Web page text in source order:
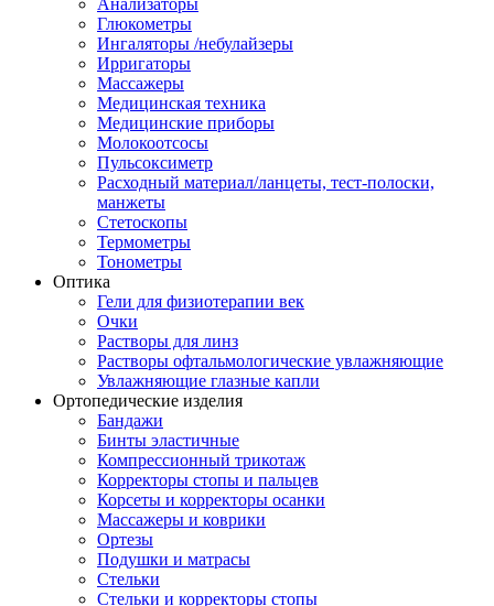
Анализаторы
Глюкометры
Ингаляторы /небулайзеры
Ирригаторы
Массажеры
Медицинская техника
Медицинские приборы
Молокоотсосы
Пульсоксиметр
Расходный материал/ланцеты, тест-полоски,
манжеты
Стетоскопы
Термометры
Тонометры
Оптика
Гели для физиотерапии век
Очки
Растворы для линз
Растворы офтальмологические увлажняющие
Увлажняющие глазные капли
Ортопедические изделия
Бандажи
Бинты эластичные
Компрессионный трикотаж
Корректоры стопы и пальцев
Корсеты и корректоры осанки
Массажеры и коврики
Ортезы
Подушки и матрасы
Стельки
Стельки и корректоры стопы